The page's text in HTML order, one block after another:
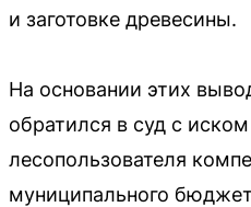
и заготовке древесины.
На основании этих
обратился в суд с
лесопользователя
муниципального